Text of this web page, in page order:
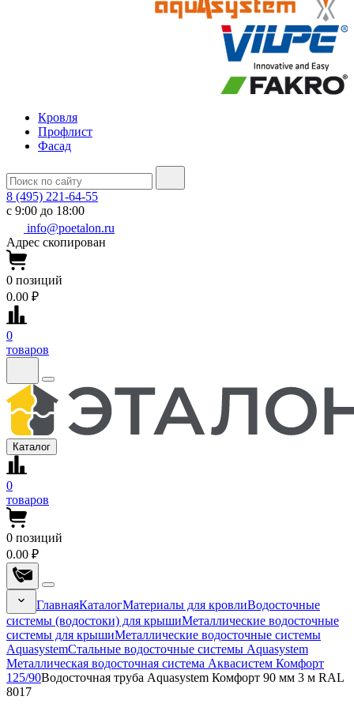
Кровля
Профлист
Фасад
8 (495) 221-64-55
с 9:00 до 18:00
info@poetalon.ru
Адрес скопирован
0 позиций
0.00 ₽
0
товаров
Каталог
0
товаров
0 позиций
0.00 ₽
ГлавнаяКаталогМатериалы для кровлиВодосточные
системы (водостоки) для крышиМеталлические водосточные
системы для крышиМеталлические водосточные системы
AquasystemСтальные водосточные системы Aquasystem
Металлическая водосточная система Аквасистем Комфорт
125/90Водосточная труба Aquasystem Комфорт 90 мм 3 м RAL
8017